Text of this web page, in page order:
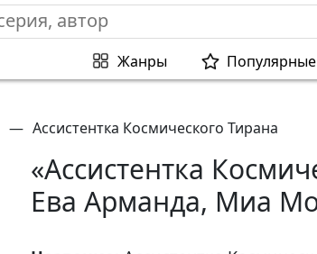
Жанры Популярные
— Ассистентка Космического Тирана
«Ассистентка
Ева Арманда, Миа